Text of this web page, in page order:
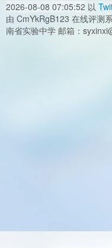
2026-08-08 07:05:52 以
由 CmYkRgB123 在线评测
南省实验中学 邮箱：